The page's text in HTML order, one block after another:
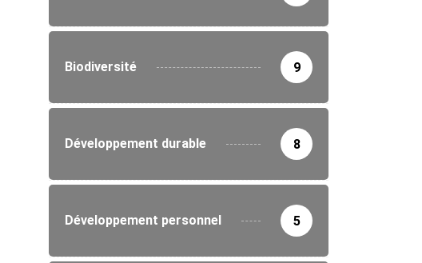
Biodiversité 9
Développement durable 8
Développement personnel 5